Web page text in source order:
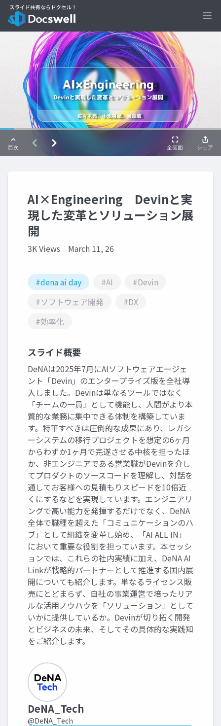
AI×Engineering Devinと実
現した変革とソリューション展
開
3K Views March 11, 26
#dena ai day #AI
#Devin
#ソフトウェア開発
#DX
#効率化
スライド概要
DeNAは2025年7月にAIソフトウェアエージェ
ント「Devin」のエンタープライズ版を全社導
入しました。Devinは単なるツールではなく
「チームの一員」として機能し、人間がより本
質的な業務に集中できる体制を構築していま
す。特筆すべきは圧倒的な成果にあり、レガシ
ーシステムの移行プロジェクトを想定の6ヶ月
からわずか1ヶ月で完遂させる中核を担ったほ
か、非エンジニアである営業職がDevinを介し
てプロダクトのソースコードを理解し、対話を
通してお客様への見積もりスピードを10倍近
くにするなどを実現しています。エンジニアリ
ングで高い能力を発揮するだけでなく、DeNA
全体で職種を超えた「コミュニケーションのハ
ブ」として組織を変革し始め、「AI ALL IN」
において重要な役割を担っています。本セッシ
ョンでは、これらの社内実績に加え、DeNA AI
Linkが戦略的パートナーとして推進する国内展
開についても紹介します。単なるライセンス販
売にとどまらず、自社の事業運営で培ったリア
ルな活用ノウハウを「ソリューション」として
いかに提供しているか。Devinが切り拓く開発
とビジネスの未来、そしてその具体的な実践知
をご紹介します。
DeNA_Tech
@DeNA_Tech